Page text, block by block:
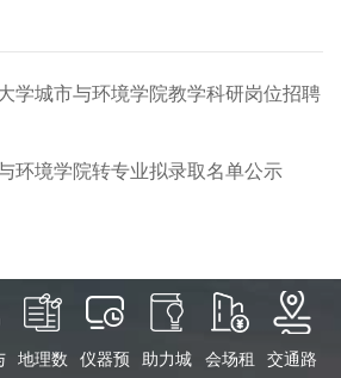
学城市与环境学院教学科研岗位招聘
环境学院转专业拟录取名单公示
地理数
仪器预
助力城
会场租
交通路